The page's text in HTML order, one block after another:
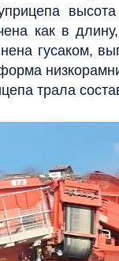
как в
гусаком,
трала